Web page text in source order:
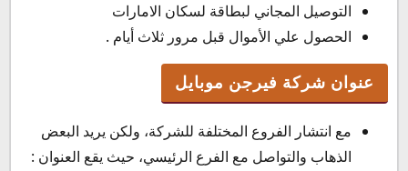
التوصيل المجاني لبطاقة لسكان الامارات
الحصول علي الأموال قبل مرور ثلاث أيام .
عنوان شركة فيرجن موبايل
مع انتشار الفروع المختلفة للشركة، ولكن يريد البعض
الذهاب والتواصل مع الفرع الرئيسي، حيث يقع العنوان :